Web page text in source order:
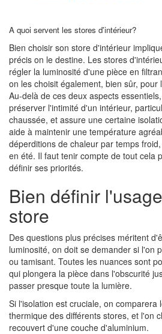
A quoi servent les stores d'intérieur?
Bien choisir son store d'intérieur
précis on le destine. Les stores
régler la luminosité d'une pièce en
on les choisit également, bien sûr, pour
Au-delà de ces deux aspects
préserver l'intimité d'un intérieur,
chaussée, et assure une certaine
aide à maintenir une température
déperditions de chaleur par temps
en été. Il faut tenir compte de tout cela
définir ses priorités.
Bien définir
store
Des questions plus précises méritent
luminosité, on doit se demander si l'on
ou tamisant. Toutes les nuances sont
qui plongera la pièce dans l'obscurité
passer presque toute la lumière.
Si l'isolation est cruciale, on comparera
thermique des différents stores, et l'on
recouvert d'une couche d'aluminium.